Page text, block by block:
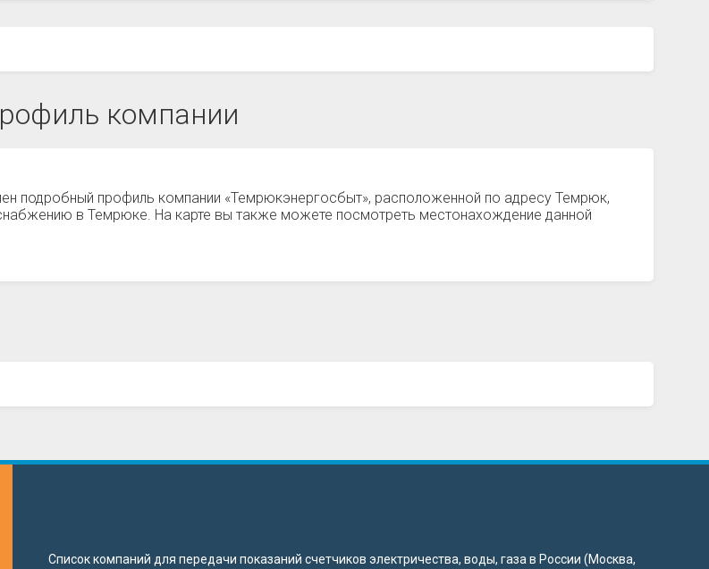
компании
подробный профиль компании «Темрюкэнергосбыт», расположенной по адресу Темрюк,
в Темрюке. На карте вы также можете посмотреть местонахождение данной
Список компаний для передачи показаний счетчиков электричества, воды, газа в России (Москва,